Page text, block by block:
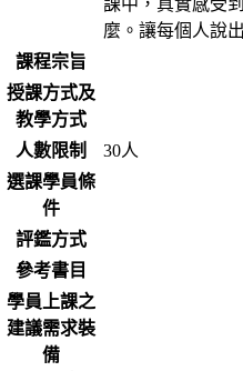
課中，真實感受
麼。讓每個人說
課程宗旨
授課方式及
教學方式
人數限制
30人
選課學員條
件
評鑑方式
參考書目
學員上課之
建議需求裝
備